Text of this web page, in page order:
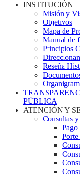
INSTITUCIÓN
Misión y
Objetivos
Mapa de
Manual de
Principios
Reseña
PÚBLICA
ATENCIÓN Y
Consultas
Pago
Porte